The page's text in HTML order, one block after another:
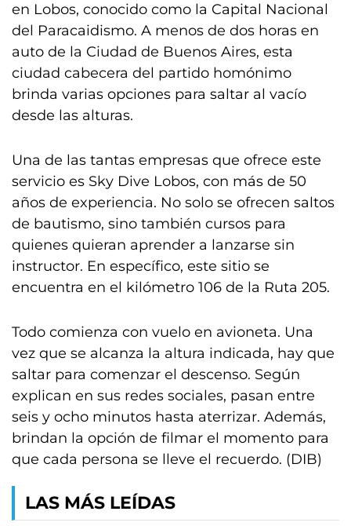
en Lobos, conocido como la Capital Nacional
del Paracaidismo. A menos de dos horas en
auto de la Ciudad de Buenos Aires, esta
ciudad cabecera del partido homónimo
brinda varias opciones para saltar al vacío
desde las alturas.
Una de las tantas empresas que ofrece este
servicio es Sky Dive Lobos, con más de 50
años de experiencia. No solo se ofrecen saltos
de bautismo, sino también cursos para
quienes quieran aprender a lanzarse sin
instructor. En específico, este sitio se
encuentra en el kilómetro 106 de la Ruta 205.
Todo comienza con vuelo en avioneta. Una
vez que se alcanza la altura indicada, hay que
saltar para comenzar el descenso. Según
explican en sus redes sociales, pasan entre
seis y ocho minutos hasta aterrizar. Además,
brindan la opción de filmar el momento para
que cada persona se lleve el recuerdo. (DIB)
LAS MÁS LEÍDAS